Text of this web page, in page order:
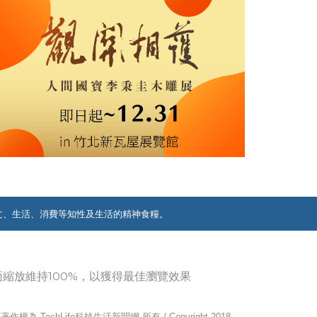
生活、消費等知性及生活的精神食糧。
放維持100%，以獲得最佳瀏覽效果